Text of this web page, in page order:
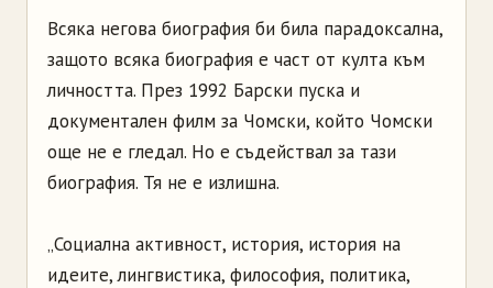
Всяка негова биография би била парадоксална,
защото всяка биография е част от култа към
личността. През 1992 Барски пуска и
документален филм за Чомски, който Чомски
още не е гледал. Но е съдействал за тази
биография. Тя не е излишна.
„Социална активност, история, история на
идеите, лингвистика, философия, политика,